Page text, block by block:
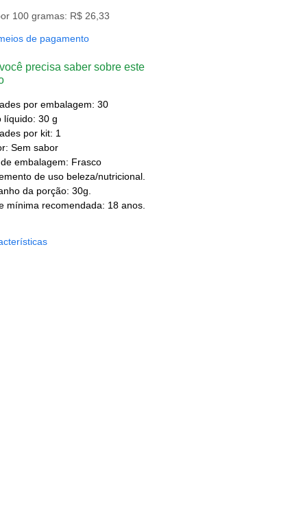
100 gramas: R$ 26,33
de pagamento
precisa saber sobre este
por embalagem: 30
líquido: 30 g
por kit: 1
Sem sabor
embalagem: Frasco
de uso beleza/nutricional.
da porção: 30g.
mínima recomendada: 18 anos.